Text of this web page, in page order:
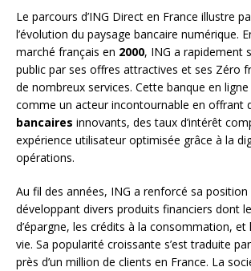
Le parcours d’ING Direct en France illustre
l’évolution du paysage bancaire numérique.
marché français en 2000, ING a rapidement
public par ses offres attractives et ses Zéro
de nombreux services. Cette banque en ligne
comme un acteur incontournable en offrant
bancaires innovants, des taux d’intérêt
expérience utilisateur optimisée grâce à la
opérations.
Au fil des années, ING a renforcé sa
développant divers produits financiers dont
d’épargne, les crédits à la consommation, et
vie. Sa popularité croissante s’est traduite
près d’un million de clients en France. La